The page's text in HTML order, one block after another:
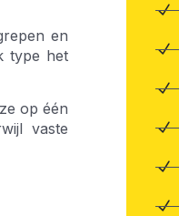
en
type het
op één
vaste